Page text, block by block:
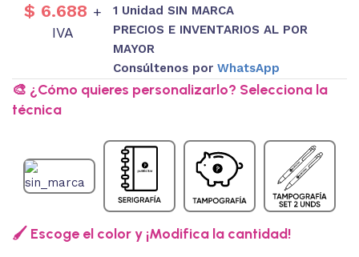
$ 6.688 +
IVA
1 Unidad SIN MARCA
PRECIOS E INVENTARIOS AL POR
MAYOR
Consúltenos porWhatsApp
🎨 ¿Cómo quieres personalizarlo? Selecciona la
técnica
🖌️ Escoge el color y ¡Modifica la cantidad!